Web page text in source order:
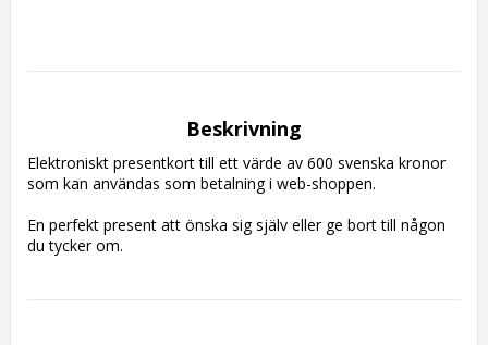
Beskrivning
Elektroniskt presentkort till ett värde av 600 svenska kronor
som kan användas som betalning i web-shoppen.
En perfekt present att önska sig själv eller ge bort till någon
du tycker om.